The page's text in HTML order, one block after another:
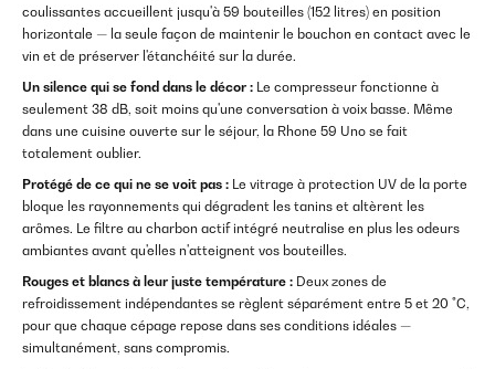
coulissantes accueillent jusqu'à 59 bouteilles (152 litres) en position
horizontale — la seule façon de maintenir le bouchon en contact avec le
vin et de préserver l'étanchéité sur la durée.
Un silence qui se fond dans le décor : Le compresseur fonctionne à
seulement 38 dB, soit moins qu'une conversation à voix basse. Même
dans une cuisine ouverte sur le séjour, la Rhone 59 Uno se fait
totalement oublier.
Protégé de ce qui ne se voit pas : Le vitrage à protection UV de la porte
bloque les rayonnements qui dégradent les tanins et altèrent les
arômes. Le filtre au charbon actif intégré neutralise en plus les odeurs
ambiantes avant qu'elles n'atteignent vos bouteilles.
Rouges et blancs à leur juste température : Deux zones de
refroidissement indépendantes se règlent séparément entre 5 et 20 °C,
pour que chaque cépage repose dans ses conditions idéales —
simultanément, sans compromis.